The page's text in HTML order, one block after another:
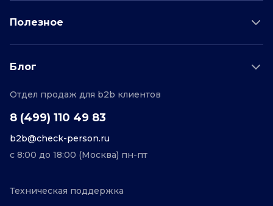
Проверка по отраслям
Полезное
О проекте
Персональные данные
Блог
Редакционная политика
Отдел продаж для b2b клиентов
8 (499) 110 49 83
b2b@check-person.ru
с 8:00 до 18:00 (Москва) пн-пт
Техническая поддержка